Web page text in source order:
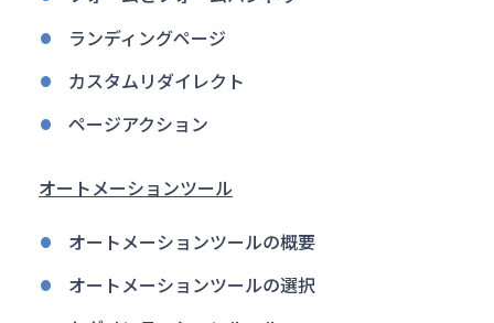
ランディングページ
カスタムリダイレクト
ページアクション
オートメーションツール
オートメーションツールの概要
オートメーションツールの選択